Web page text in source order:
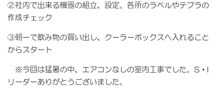
②社内で出来る機器の組立、設定。各所のラベルやテプラの
作成チェック
③朝一で飲み物の買い出し、クーラーボックスへ入れること
からスタート
※今回は猛暑の中、エアコンなしの室内工事でした。S・I
リーダーありがとうございました。